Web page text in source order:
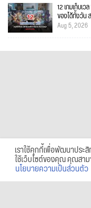
12 เกมเก็บเ
ของได้ทั้งวัน
Aug 5, 2026
เราใช้คุกกี้เพื่อพัฒนาประ
ใช้เว็บไซต์ของคุณ คุณสา
นโยบายความเป็นส่วนตัว